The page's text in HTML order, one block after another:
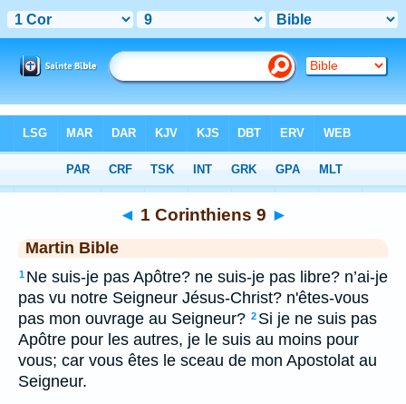
> 1 Corinthiens 9
◄ 1 Corinthiens 9 ►
Martin Bible
1 Ne suis-je pas Apôtre? ne suis-je pas libre? n’ai-je
pas vu notre Seigneur Jésus-Christ? n'êtes-vous
pas mon ouvrage au Seigneur? 2 Si je ne suis pas
Apôtre pour les autres, je le suis au moins pour
vous; car vous êtes le sceau de mon Apostolat au
Seigneur.